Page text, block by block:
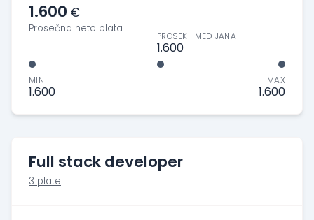
1.600 €
Prosečna neto plata
MIN
1.600
PROSEK I MEDIJANA
1.600
MAX
1.600
Full stack developer
3 plate